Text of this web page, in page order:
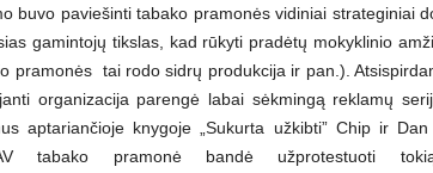
buvo paviešinti tabako pramonės vidiniai strateginiai
gamintojų tikslas, kad rūkyti pradėtų mokyklinio
pramonės ­ tai rodo sidrų produkcija ir pan.).
organizacija parengė labai sėkmingą reklamų
aptariančioje knygoje „Sukurta užkibti” Chip ir
tabako pramonė bandė užprotestuoti